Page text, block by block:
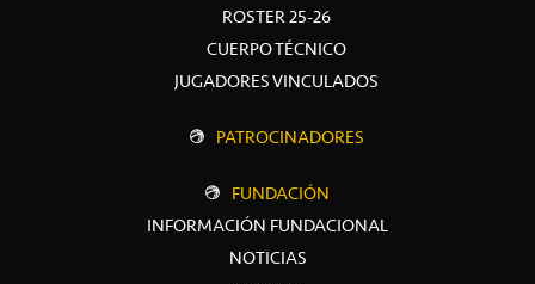
ROSTER 25-26
CUERPO TÉCNICO
JUGADORES VINCULADOS
PATROCINADORES
FUNDACIÓN
INFORMACIÓN FUNDACIONAL
NOTICIAS